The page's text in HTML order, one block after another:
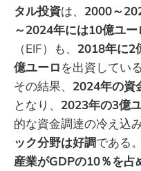
タル投資は、 2000～
～2024年には10億ユー
（EIF）も、 2018年に2
億ユーロを出資している
その結果、 2024年の資
となり、 2023年の3億
的な資金調達の冷え込
ック分野は好調である
産業がGDPの10％を占